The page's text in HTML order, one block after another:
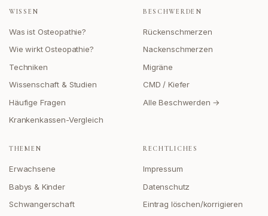
WISSEN
Was ist Osteopathie?
Wie wirkt Osteopathie?
Techniken
Wissenschaft & Studien
Häufige Fragen
Krankenkassen-Vergleich
BESCHWERDEN
Rückenschmerzen
Nackenschmerzen
Migräne
CMD / Kiefer
Alle Beschwerden →
THEMEN
Erwachsene
Babys & Kinder
Schwangerschaft
RECHTLICHES
Impressum
Datenschutz
Eintrag löschen/korrigieren